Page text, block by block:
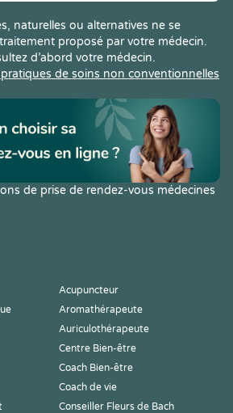
naturelles ou alternatives ne se
proposé par votre médecin.
d’abord votre médecin.
de soins non conventionnelles
de prise de rendez-vous médecines
Acupuncteur
Aromathérapeute
Auriculothérapeute
Centre Bien-être
Coach Bien-être
Coach de vie
Conseiller Fleurs de Bach